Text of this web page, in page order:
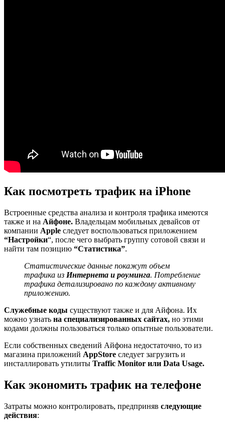
Как посмотреть трафик на iPhone
Встроенные средства анализа и контроля трафика имеются
также и на Айфоне. Владельцам мобильных девайсов от
компании Apple следует воспользоваться приложением
“Настройки“, после чего выбрать группу сотовой связи и
найти там позицию “Статистика”.
Статистические данные покажут объем
трафика из Интернета и роуминга. Потребление
трафика детализировано по каждому активному
приложению.
Служебные коды существуют также и для Айфона. Их
можно узнать на специализированных сайтах, но этими
кодами должны пользоваться только опытные пользователи.
Если собственных сведений Айфона недостаточно, то из
магазина приложений AppStore следует загрузить и
инсталлировать утилиты Traffic Monitor или Data Usage.
Как экономить трафик на телефоне
Затраты можно контролировать, предприняв следующие
действия: